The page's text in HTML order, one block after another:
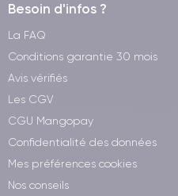
Besoin d'infos ?
La FAQ
Conditions garantie 30 mois
Avis vérifiés
Les CGV
CGU Mangopay
Confidentialité des données
Mes préférences cookies
Nos conseils